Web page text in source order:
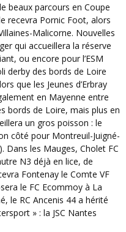
recevra Pornic Foot, alors
Malicorne. Nouvelles
qui accueillera la réserve
ou encore pour l’ESM
derby des bords de Loire
que les Jeunes d’Erbray
en Mayenne entre
bords de Loire, mais plus en
un gros poisson : le
côté pour Montreuil-Juigné-
Dans les Mauges, Cholet FC
N3 déjà en lice, de
Fontenay le Comte VF
le FC Ecommoy à La
le RC Ancenis 44 a hérité
» : la JSC Nantes